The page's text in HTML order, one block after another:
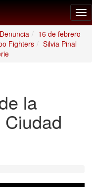
Denuncia
16 de febrero
Fighters
Silvia Pinal
la